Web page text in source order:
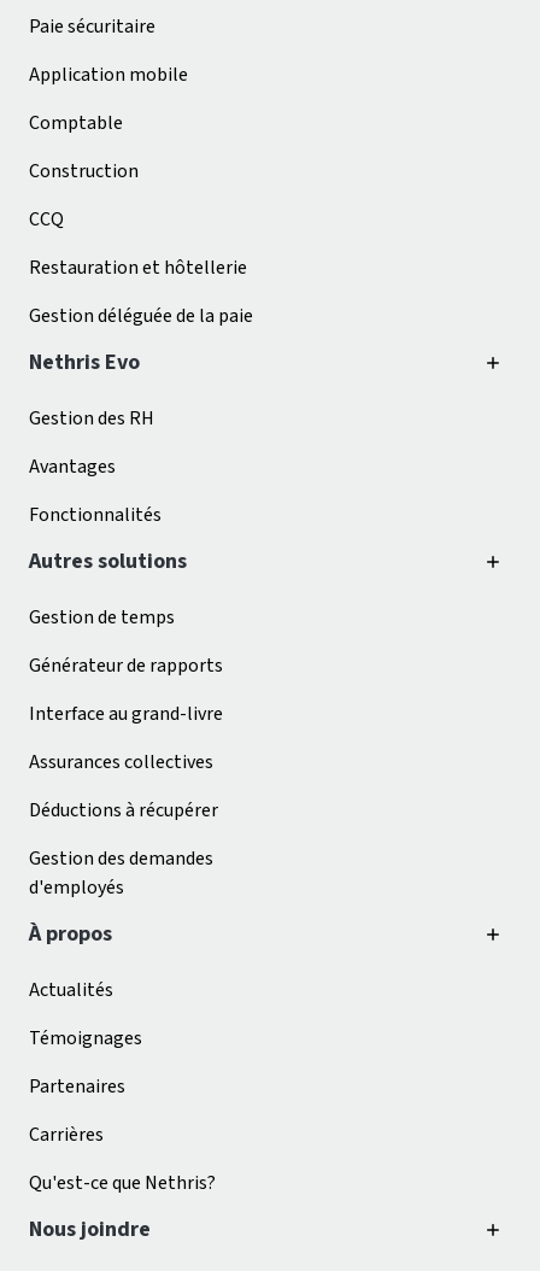
Paie sécuritaire
Application mobile
Comptable
Construction
CCQ
Restauration et hôtellerie
Gestion déléguée de la paie
Nethris Evo
Gestion des RH
Avantages
Fonctionnalités
Autres solutions
Gestion de temps
Générateur de rapports
Interface au grand-livre
Assurances collectives
Déductions à récupérer
Gestion des demandes
d'employés
À propos
Actualités
Témoignages
Partenaires
Carrières
Qu'est-ce que Nethris?
Nous joindre